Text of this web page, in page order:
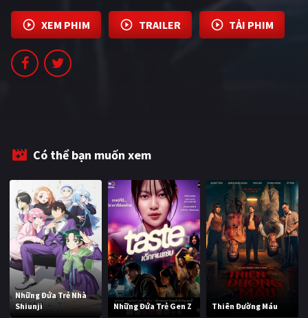
XEM PHIM TRAILER TẢI PHIM
Có thể bạn muốn xem
Những Đứa Trẻ Nhà
Shiunji
Những Đứa Trẻ Gen Z Thiên Đường Máu